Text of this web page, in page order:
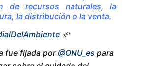
de recursos naturales, la
la distribución o la venta.
🌱
fue fijada por@ONU_es para